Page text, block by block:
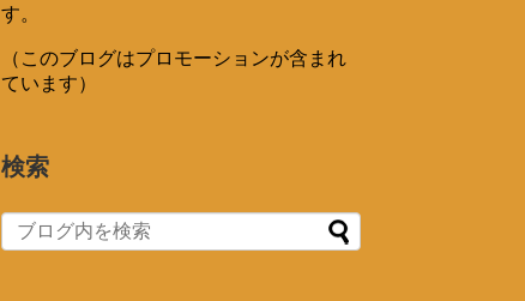
す。
（このブログはプロモーションが含まれ
ています）
検索